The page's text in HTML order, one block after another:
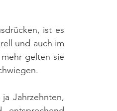
ist es
und auch im
gelten sie
Jahrzehnten,